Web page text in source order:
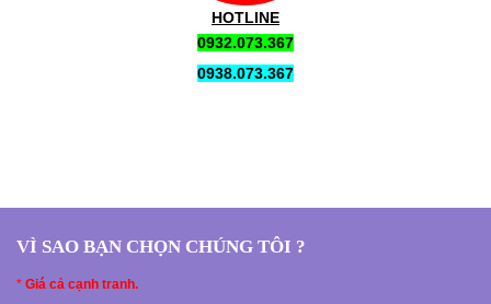
HOTLINE
0932.073.367
0938.073.367
VÌ SAO BẠN CHỌN CHÚNG TÔI ?
* Giá cả cạnh tranh.